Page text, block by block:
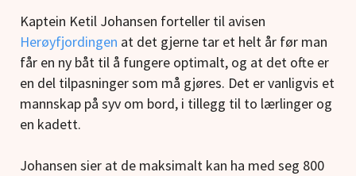
Kaptein Ketil Johansen forteller til avisen
Herøyfjordingen at det gjerne tar et helt år før man
får en ny båt til å fungere optimalt, og at det ofte er
en del tilpasninger som må gjøres. Det er vanligvis et
mannskap på syv om bord, i tillegg til to lærlinger og
en kadett.
Johansen sier at de maksimalt kan ha med seg 800